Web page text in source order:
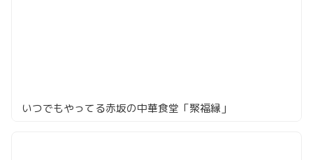
いつでもやってる赤坂の中華食堂「聚福縁」